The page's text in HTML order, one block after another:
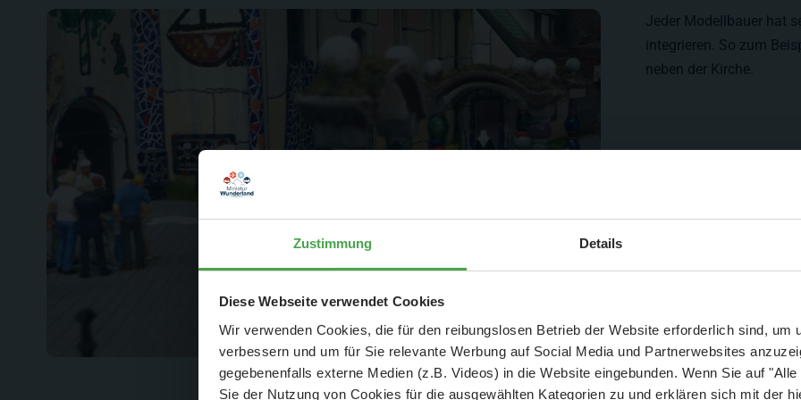
Zustimmung Details
Diese Webseite verwendet Cookies
Wir verwenden Cookies, die für den reibungslosen Betrieb der Website erforderlich sind, um
verbessern und um für Sie relevante Werbung auf Social Media und Partnerwebsites
gegebenenfalls externe Medien (z.B. Videos) in die Website eingebunden. Wenn Sie auf
Sie der Nutzung von Cookies für die ausgewählten Kategorien zu und erklären sich mit der
Jeder Modellbauer hat
integrieren. So zum
neben der Kirche.
Aktuelle Mitteilung
Der Spar-Hammer: 25 % Ersparnis bei Große Pötte & kleine
und September - ohne Wartezeit
- Abendliche Hafenrundfahrt/Lichterfahrt 🛥️
- anschließender Wunderland-BesuchOHNEWartezeit 🚂